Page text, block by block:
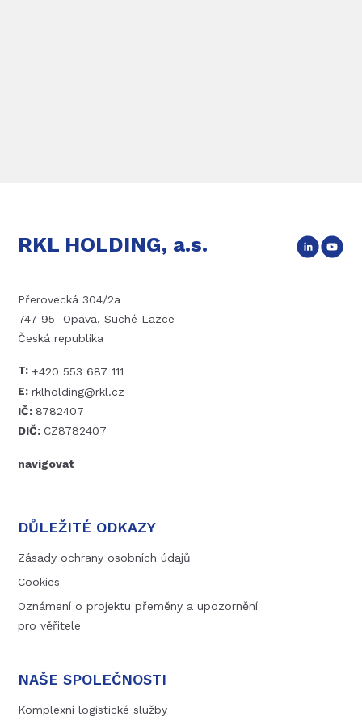
RKL HOLDING, a.s.
Přerovecká 304/2a
747 95 Opava, Suché Lazce
Česká republika
T: +420 553 687 111
E:rklholding@rkl.cz
IČ: 8782407
DIČ:CZ8782407
navigovat
DŮLEŽITÉ ODKAZY
Zásady ochrany osobních údajů
Cookies
Oznámení o projektu přeměny a upozornění
pro věřitele
NAŠE SPOLEČNOSTI
Komplexní logistické služby